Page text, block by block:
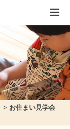
> お住まい見学会